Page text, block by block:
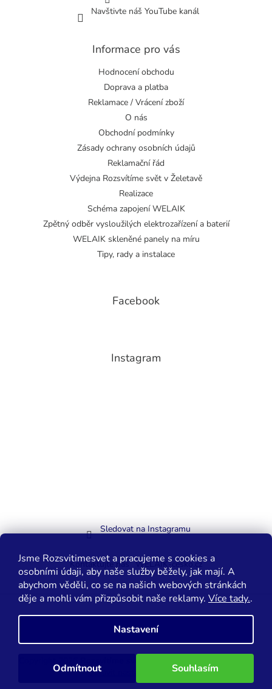
Jsme Rozsvitimesvet a pracujeme s cookies a
osobními údaji, aby naše služby běžely, jak mají. A
abychom věděli, co se na našich webových stránkách
děje a mohli vám přizpůsobit naše reklamy. Více tady..
Nastavení
Odmítnout Souhlasím
Navštivte náš YouTube kanál
Informace pro vás
Hodnocení obchodu
Doprava a platba
Reklamace / Vrácení zboží
O nás
Obchodní podmínky
Zásady ochrany osobních údajů
Reklamační řád
Výdejna Rozsvítíme svět v Želetavě
Realizace
Schéma zapojení WELAIK
Zpětný odběr vysloužilých elektrozařízení a baterií
WELAIK skleněné panely na míru
Tipy, rady a instalace
Facebook
Instagram
Sledovat na Instagramu
Kontaktujte nás WELAIK-cesko.cz
Vytvořil Shoptet
Upravit nastavení cookies